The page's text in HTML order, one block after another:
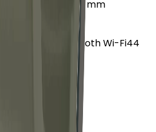
6 Alüminyum 44 mm
Bluetooth Wi-Fi44
keşfedin.